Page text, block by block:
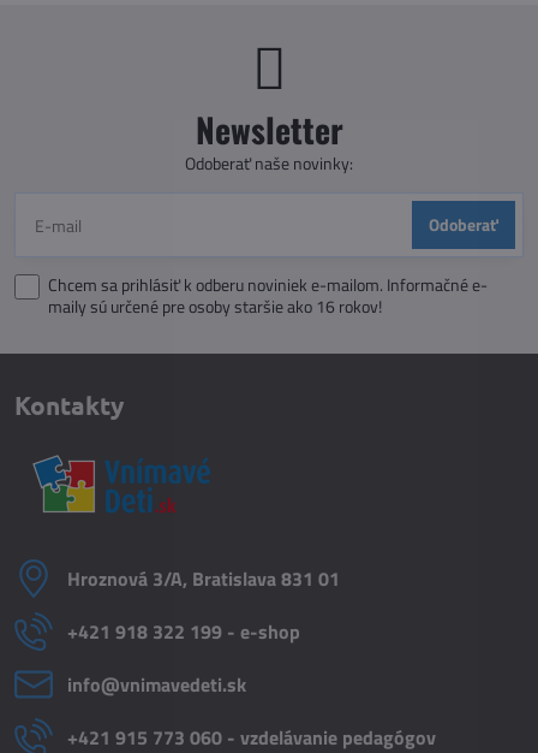
Newsletter
Odoberať naše novinky:
Odoberať
Chcem sa prihlásiť k odberu noviniek e-mailom. Informačné e-
maily sú určené pre osoby staršie ako 16 rokov!
Kontakty
Hroznová 3/A, Bratislava 831 01
+421 918 322 199 - e-shop
info​@vnimavedeti​.sk
+421 915 773 060 - vzdelávanie pedagógov